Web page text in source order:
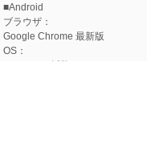
■Android
ブラウザ：
Google Chrome 最新版
OS：
Android 15以降